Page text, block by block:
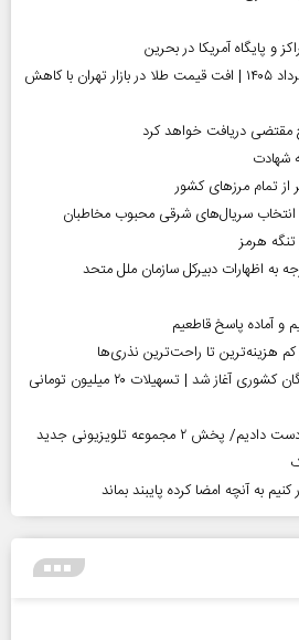
پایگاه‌ آمریکا در بحرین
قیمت طلا و سکه امروز ۱۱ مرداد ۱۴۰۵ | افت قیمت طلا در بازار تهران با کاهش
مقتضی دریافت خواهد کرد
شهادت
سریال‌های شرقی محبوب مخاطبان
اظهارات دبیرکل سازمان ملل متحد
آماده پاسخ قاطعیم
کم هزینه‌ترین تا راحت‌ترین نذری‌ها
ثبت‌نام وام اربعین بازنشستگان کشوری آغاز شد | تسهیلات ۲۰ میلیون تومانی
هنرمند منحصر‌به‌فردی را از دست دادیم/ پخش ۲ مجموعه تلویزیونی جدید
به آنچه امضا کرده پایبند بماند